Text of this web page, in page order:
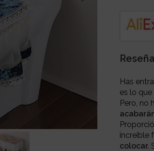
Has
es lo
Pero, no
increible
colocar.